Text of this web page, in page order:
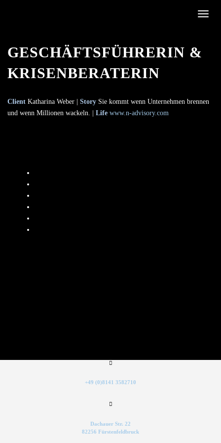
GESCHÄFTSFÜHRERIN &
KRISENBERATERIN
Client Katharina Weber | Story Sie kommt wenn Unternehmen brennen
und wenn Millionen wackeln. | Life www.n-advisory.com
+49 (0)8141 3582710
Dachauer Str. 22
82256 Fürstenfeldbruck